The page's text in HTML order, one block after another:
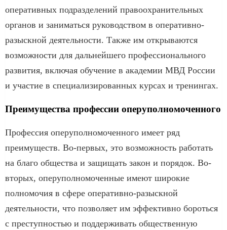
оперативных подразделений правоохранительных
органов и заниматься руководством в оперативно-
разыскной деятельности. Также им открываются
возможности для дальнейшего профессионального
развития, включая обучение в академии МВД России
и участие в специализированных курсах и тренингах.
Преимущества профессии оперуполномоченного
Профессия оперуполномоченного имеет ряд
преимуществ. Во-первых, это возможность работать
на благо общества и защищать закон и порядок. Во-
вторых, оперуполномоченные имеют широкие
полномочия в сфере оперативно-разыскной
деятельности, что позволяет им эффективно бороться
с преступностью и поддерживать общественную